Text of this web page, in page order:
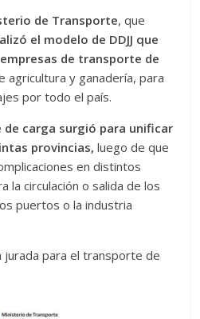
de Transporte, que
el modelo de DDJJ que
de transporte de
agricultura y ganadería, para
por todo el país.
de carga surgió para unificar
provincias, luego de que
en distintos
la circulación o salida de los
puertos o la industria
jurada para el transporte de